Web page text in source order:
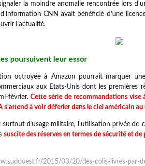
la moindre anomalie rencontrée lors
d'information CNN avait bénéficié d'une
l'actualité.
poursuivent leur essor
octroyée à Amazon pourrait marquer
aux Etats-Unis dont les premières
février. Cette série de recommandations vise
s'attend à voir déferler dans le ciel américain
surtout d'usage militaire, l'utilisation privée de
suscite des réserves en termes de sécurité et
2015/03/20/des-colis-livres-par-